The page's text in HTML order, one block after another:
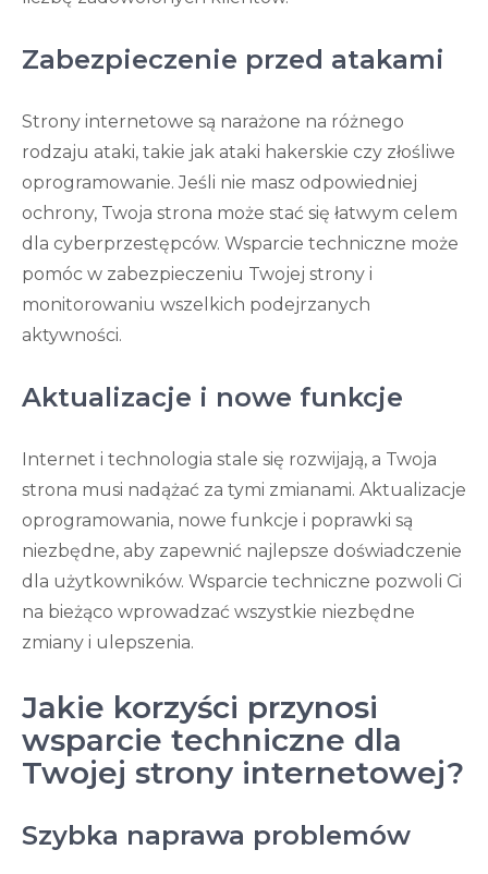
Zabezpieczenie przed atakami
Strony internetowe są narażone na różnego
rodzaju ataki, takie jak ataki hakerskie czy złośliwe
oprogramowanie. Jeśli nie masz odpowiedniej
ochrony, Twoja strona może stać się łatwym celem
dla cyberprzestępców. Wsparcie techniczne może
pomóc w zabezpieczeniu Twojej strony i
monitorowaniu wszelkich podejrzanych
aktywności.
Aktualizacje i nowe funkcje
Internet i technologia stale się rozwijają, a Twoja
strona musi nadążać za tymi zmianami. Aktualizacje
oprogramowania, nowe funkcje i poprawki są
niezbędne, aby zapewnić najlepsze doświadczenie
dla użytkowników. Wsparcie techniczne pozwoli Ci
na bieżąco wprowadzać wszystkie niezbędne
zmiany i ulepszenia.
Jakie korzyści przynosi
wsparcie techniczne dla
Twojej strony internetowej?
Szybka naprawa problemów